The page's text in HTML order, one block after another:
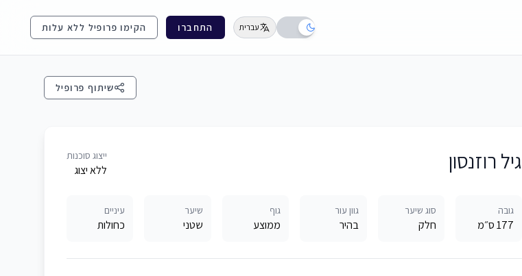
עברית התחברו הקימו פרופיל ללא עלות
שיתוף פרופיל
גיל רוזנסון ייצוג סוכנות
ללא יצוג
גובה
177 ס״מ
סוג שיער
חלק
גוון עור
בהיר
גוף
ממוצע
שיער
שטני
עיניים
כחולות